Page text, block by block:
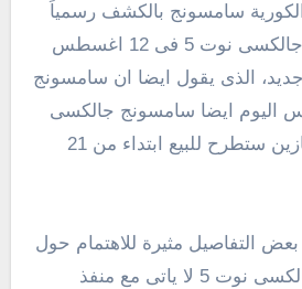
عن هاتف سامسونج جالكسى نوت 5 فى 12 اغسطس
الذى يقول ايضا ان سامسونج
ايضا سامسونج جالكسى
وكلا الجهازين ستطرح للبيع ابتداء من 21
التفاصيل مثيرة للاهتمام حول
يقول بان جالكسى نوت 5 لا ياتى مع منفذ